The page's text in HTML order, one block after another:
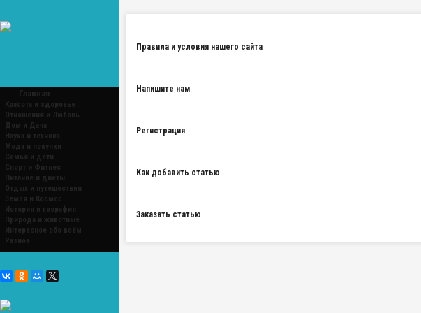
Главная
Красота и здоровье
Отношения и Любовь
Дом и Дача
Наука и техника
Мода и покупки
Семья и дети
Спорт и Фитнес
Питание и диеты
Отдых и путешествия
Земля и Космос
История и георафия
Природа и животные
Интересное обо всём
Разное
Правила и условия нашего сайта
Напишите нам
Регистрация
Как добавить статью
Заказать статью